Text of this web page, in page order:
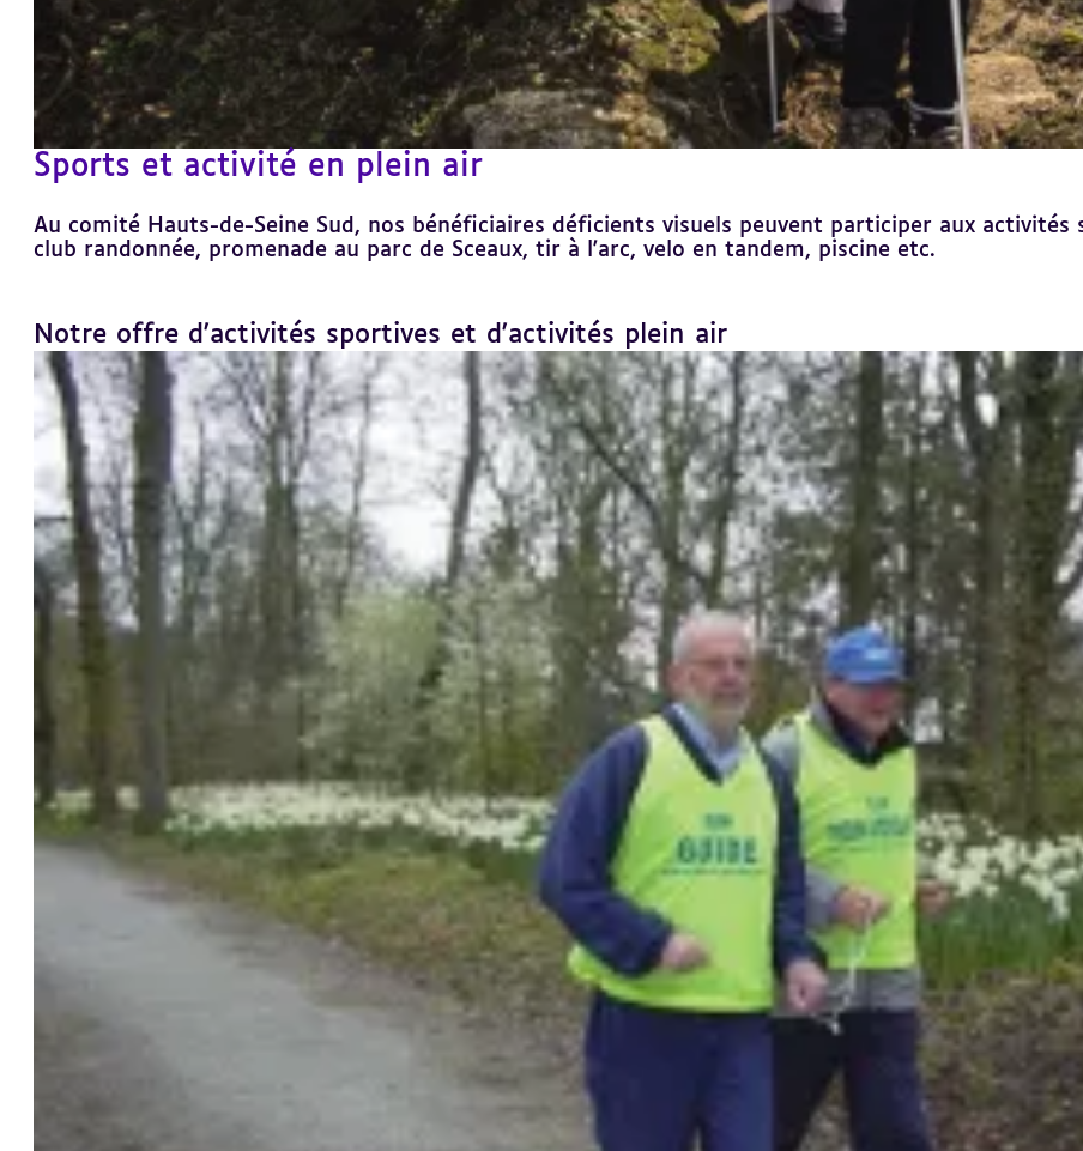
Sports et activité en plein air
Au comité Hauts-de-Seine Sud, nos bénéficiaires déficients visuels peuvent participer aux
club randonnée, promenade au parc de Sceaux, tir à l'arc, velo en tandem, piscine etc.
Notre offre d'activités sportives et d'activités plein air
Revenir
au
sommaire